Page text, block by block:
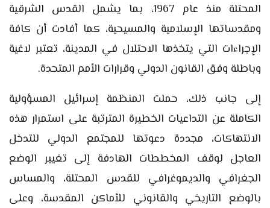
المحتلة منذ عام 1967، بما يشمل القدس الشرقية
ومقدساتها الإسلامية والمسيحية، كما أفادت أن كافة
الإجراءات التي يتخذها الاحتلال في المدينة، تعتبر لاغية
وباطلة وفق القانون الدولي وقرارات الأمم المتحدة.
إلى جانب ذلك، حملت المنظمة إسرائيل المسؤولية
الكاملة عن التداعيات الخطيرة المترتبة على استمرار هذه
الانتهاكات، مجددة دعوتها للمجتمع الدولي للتدخل
العاجل لوقف المخططات الهادفة إلى تغيير الوضع
الجغرافي والديموغرافي للقدس المحتلة، والمساس
بالوضع التاريخي والقانوني للأماكن المقدسة، وعلى